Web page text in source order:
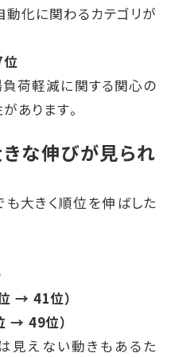
化に関わるカテゴリが
位
負荷軽減に関する関心の
あります。
な伸びが見られ
大きく順位を伸ばした
→ 41位）
→ 49位）
見えない動きもあるた